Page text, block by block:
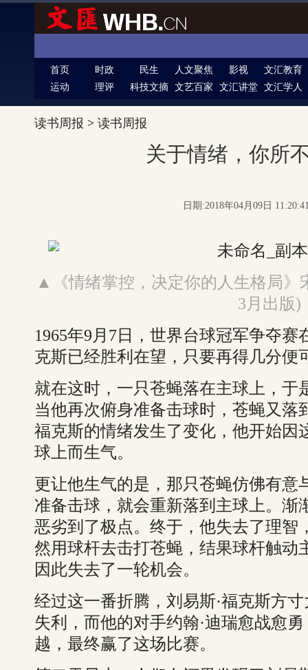
首页 时政 民生 人文聚焦 影视
文汇教育
运动
理评 科技文摘 文艺百家 文汇讲堂 文汇学人
读书周报 > 读书周报
关于情绪，你所
日期:2018年04月09日
▲《情绪掌控，决定你的人生格局》
3月出版)
1965年9月7日，世界台球冠军争夺赛
克斯已经胜利在望，只要再得几分便
就在这时，一只苍蝇落在主球上，于
当他再次俯身准备击球时，苍蝇又落
福克斯的情绪发生了变化，他开始因
球上而生气。
更让他生气的是，那只苍蝇仿佛有意
准备击球，就会重新落到主球上。渐
恶劣到了极点。终于，他失去了理智
然用球杆去击打苍蝇，结果球杆触动
因此失去了一轮机会。
经过这一番折腾，刘易斯·福克斯方
失利，而他的对手约翰·迪瑞愈战愈
越，最终赢了这场比赛。